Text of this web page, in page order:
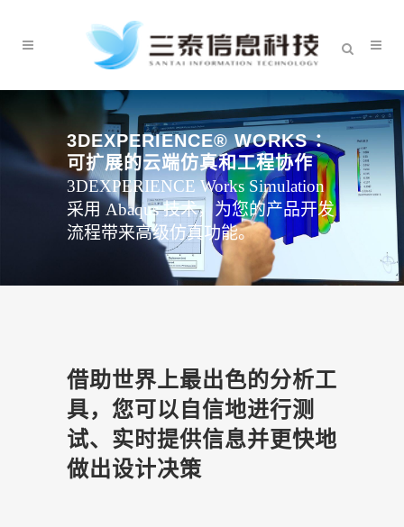
3DEXPERIENCE® WORKS ：
可扩展的云端仿真和工程协作
3DEXPERIENCE Works Simulation
采用 Abaqus 技术，为您的产品开发
流程带来高级仿真功能。
借助世界上最出色的分析工
具，您可以自信地进行测
试、实时提供信息并更快地
做出设计决策